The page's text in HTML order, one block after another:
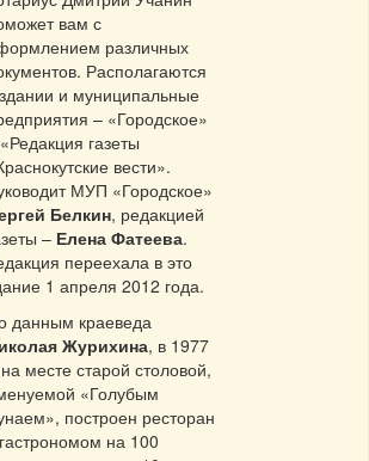
вам с
различных
Располагаются
и муниципальные
– «Городское»
газеты
вести».
МУП «Городское»
Белкин, редакцией
– Елена Фатеева.
переехала в это
1 апреля 2012 года.
данным краеведа
Журихина, в 1977
на месте старой столовой,
«Голубым
построен ресторан
на 100